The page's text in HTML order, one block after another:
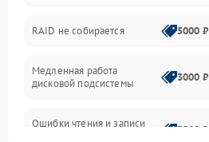
Контроллеры и интерфейсы
Виртуализация и сервисы
RAID не собирается 5000 ₽
Медленная работа
дисковой подсистемы
3000 ₽
Ошибки чтения и записи
3500 ₽